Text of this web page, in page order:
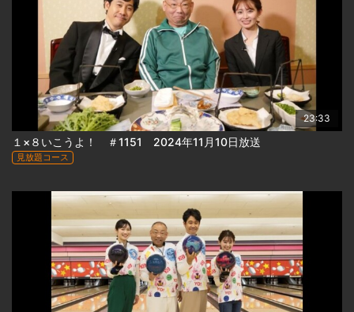
23:33
１×８いこうよ！ ＃1151 2024年11月10日放送
見放題コース